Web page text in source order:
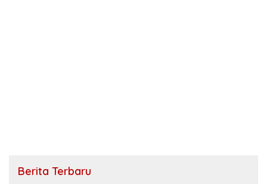
Berita Terbaru